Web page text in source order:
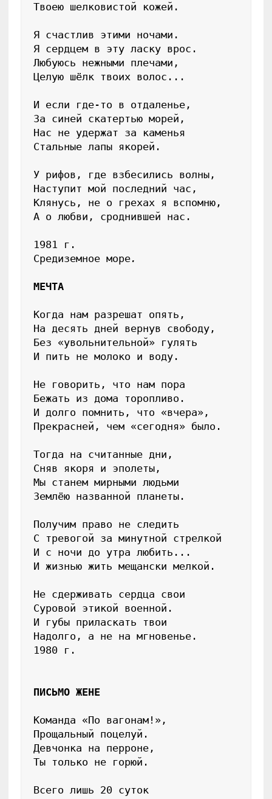
Твоею шелковистой кожей.
Я счастлив этими ночами.
Я сердцем в эту ласку врос.
Любуюсь нежными плечами,
Целую шёлк твоих волос...
И если где-то в отдаленье,
За синей скатертью морей,
Нас не удержат за каменья
Стальные лапы якорей.
У рифов, где взбесились волны,
Наступит мой последний час,
Клянусь, не о грехах я вспомню,
А о любви, сроднившей нас.
1981 г.
Средиземное море.
МЕЧТА
Когда нам разрешат опять,
На десять дней вернув свободу,
Без «увольнительной» гулять
И пить не молоко и воду.
Не говорить, что нам пора
Бежать из дома торопливо.
И долго помнить, что «вчера»,
Прекрасней, чем «сегодня» было.
Тогда на считанные дни,
Сняв якоря и эполеты,
Мы станем мирными людьми
Землёю названной планеты.
Получим право не следить
С тревогой за минутной стрелкой
И с ночи до утра любить...
И жизнью жить мещански мелкой.
Не сдерживать сердца свои
Суровой этикой военной.
И губы приласкать твои
Надолго, а не на мгновенье.
1980 г.
ПИСЬМО ЖЕНЕ
Команда «По вагонам!»,
Прощальный поцелуй.
Девчонка на перроне,
Ты только не горюй.
Всего лишь 20 суток